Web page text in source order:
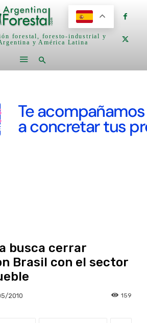
forestal, foresto-industrial y
y América Latina
busca cerrar
Brasil con el sector
2010 159